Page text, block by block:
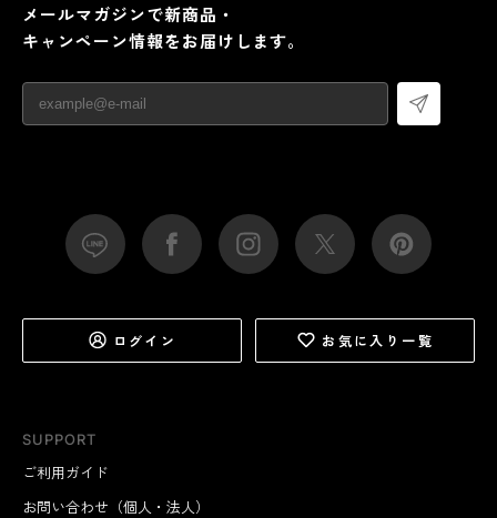
SUPPORT
ご利用ガイド
お問い合わせ（個人・法人）
メールマガジンで新商品・
キャンペーン情報をお届けします。
ログイン お気に入り一覧